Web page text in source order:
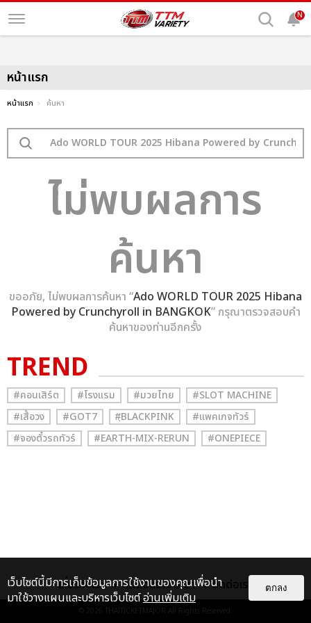
N
หน้าแรก
หน้าแรก ค้นหา
ไม่พบผลการ
ค้นหา
ขออภัย, ไม่พบผลการค้นหา “Ado WORLD TOUR 2025 Hibana
Powered by Crunchyroll in BANGKOK” กรุณาตรวจสอบคำ
ค้นหาของท่านอีกครั้ง
TREND
#คอนเสิร์ต #โรงแรม #มวยไทย
#SLOT MACHINE
#เสื้อวง
#GOT7 #ฺBLACKPINK
#แพคเกจทัวร์
#จองตั๋วรถทัวร์
#EARTH-MIX-RERUN #ONEPIECE
เกี่ยวกับเรา ติดต่อลงโฆษณา ติดต่อเรา
© 2026 THAITICKETMAJOR All Rights Reserved.
เว็บไซต์นี้มีการเก็บข้อมูลการใช้งานของคุณเพื่อนำ
มาใช้วางแผนและบริหารเว็บไซต์อ่านเพิ่มเติม
ตกลง